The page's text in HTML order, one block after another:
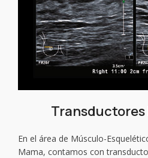
Transductores
En el área de Músculo-
Mama, contamos con